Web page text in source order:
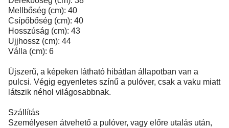
Mellbőség (cm): 40
Csípőbőség (cm): 40
Hosszúság (cm): 43
Ujjhossz (cm): 44
Válla (cm): 6
Újszerű, a képeken látható hibátlan állapotban van a
pulcsi. Végig egyenletes színű a pulóver, csak a vaku miatt
látszik néhol világosabbnak.
Szállítás
Személyesen átvehető a pulóver, vagy előre utalás után,